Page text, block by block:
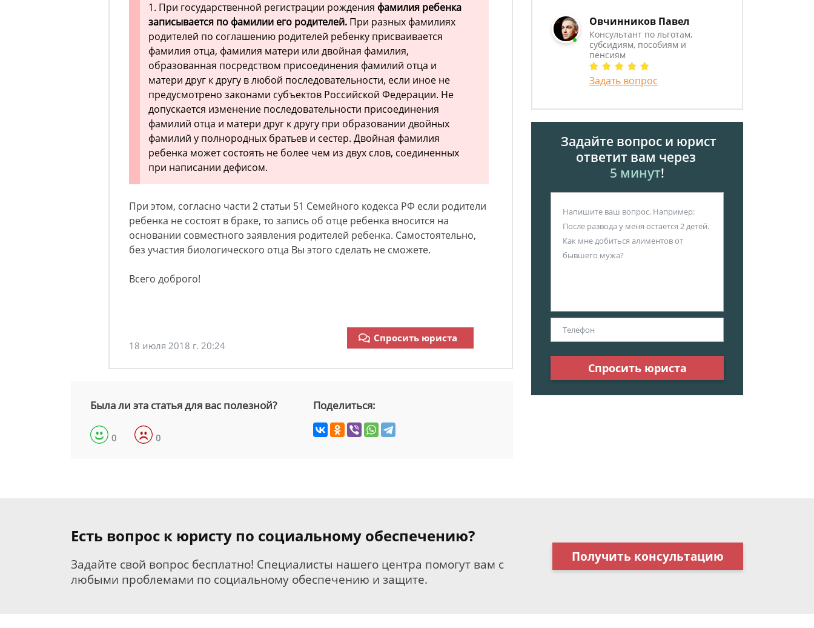
1. При государственной регистрации рождения фамилия ребенка
записывается по фамилии его родителей. При разных фамилиях
родителей по соглашению родителей ребенку присваивается
фамилия отца, фамилия матери или двойная фамилия,
образованная посредством присоединения фамилий отца и
матери друг к другу в любой последовательности, если иное не
предусмотрено законами субъектов Российской Федерации. Не
допускается изменение последовательности присоединения
фамилий отца и матери друг к другу при образовании двойных
фамилий у полнородных братьев и сестер. Двойная фамилия
ребенка может состоять не более чем из двух слов, соединенных
при написании дефисом.
При этом, согласно части 2 статьи 51 Семейного кодекса РФ если родители
ребенка не состоят в браке, то запись об отце ребенка вносится на
основании совместного заявления родителей ребенка. Самостоятельно,
без участия биологического отца Вы этого сделать не сможете.
Всего доброго!
18 июля 2018 г. 20:24
Спросить юриста
Была ли эта статья для вас полезной?
0 0
Поделиться:
Овчинников Павел
Консультант по льготам,
субсидиям, пособиям и
пенсиям
Задать вопрос
Задайте вопрос и юрист
ответит вам через
5 минут!
Спросить юриста
Есть вопрос к юристу по социальному обеспечению?
Задайте свой вопрос бесплатно! Специалисты нашего центра помогут вам с
любыми проблемами по социальному обеспечению и защите.
Получить консультацию